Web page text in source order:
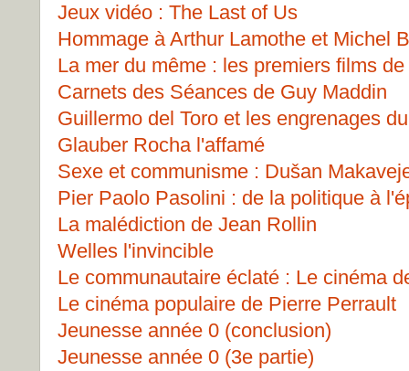
Jeux vidéo : The Last of Us
Hommage à Arthur Lamothe et Michel
La mer du même : les premiers films
Carnets des Séances de Guy Maddin
Guillermo del Toro et les engrenages
Glauber Rocha l'affamé
Sexe et communisme : Dušan
Pier Paolo Pasolini : de la politique à
La malédiction de Jean Rollin
Welles l'invincible
Le communautaire éclaté : Le cinéma
Le cinéma populaire de Pierre Perrault
Jeunesse année 0 (conclusion)
Jeunesse année 0 (3e partie)